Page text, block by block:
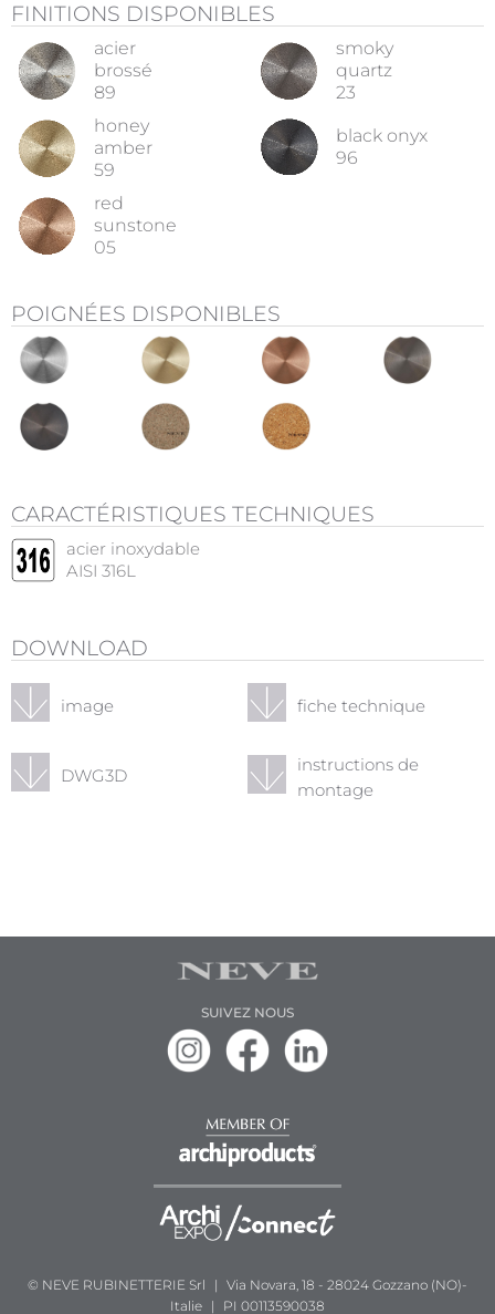
FINITIONS DISPONIBLES
acier
brossé
89
smoky
quartz
23
honey
amber
59
black onyx
96
red
sunstone
05
POIGNÉES DISPONIBLES
CARACTÉRISTIQUES TECHNIQUES
acier inoxydable
AISI 316L
DOWNLOAD
image fiche technique
DWG3D
instructions de
montage
SUIVEZ NOUS
© NEVE RUBINETTERIE Srl | Via Novara, 18 - 28024 Gozzano (NO)-
Italie | PI 00113590038